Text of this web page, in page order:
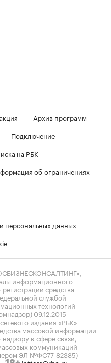
Архив программ
Подключение
на РБК
об ограничениях
персональных данных
информационного
регистрации средства
службой
технологий
09.12.2015
издания «РБК»
массовой информации
в сфере связи,
коммуникаций
ЭЛ №ФС77-82385)